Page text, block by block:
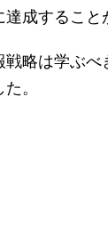
成すること
略は学ぶべ
。